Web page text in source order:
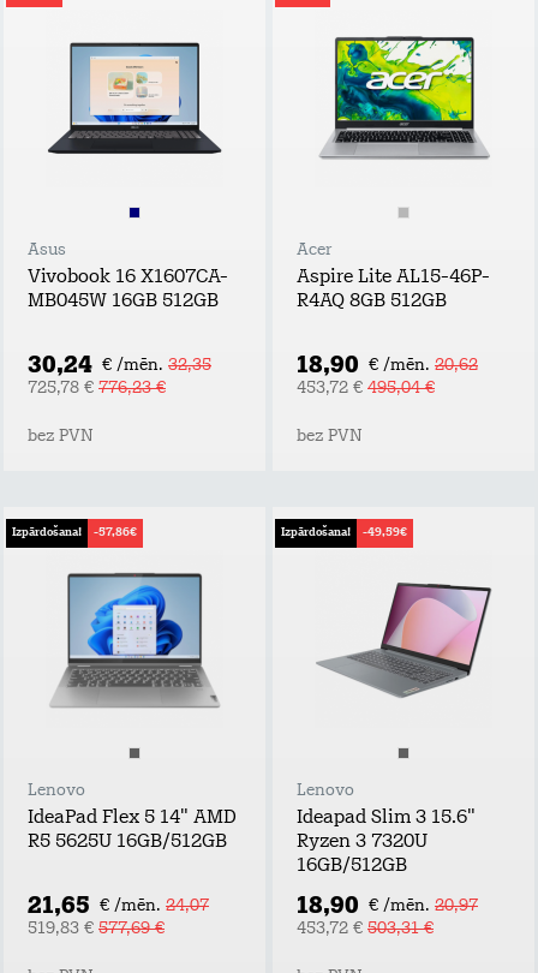
Asus
Vivobook 16 X1607CA-
MB045W 16GB 512GB
30,24 € /mēn. 32,35
725,78 € 776,23 €
bez PVN
Acer
Aspire Lite AL15-46P-
R4AQ 8GB 512GB
18,90 € /mēn. 20,62
453,72 € 495,04 €
bez PVN
Izpārdošana! -57,86€
Lenovo
IdeaPad Flex 5 14" AMD
R5 5625U 16GB/512GB
21,65 € /mēn. 24,07
519,83 € 577,69 €
Izpārdošana! -49,59€
Lenovo
Ideapad Slim 3 15.6"
Ryzen 3 7320U
16GB/512GB
18,90 € /mēn. 20,97
453,72 € 503,31 €